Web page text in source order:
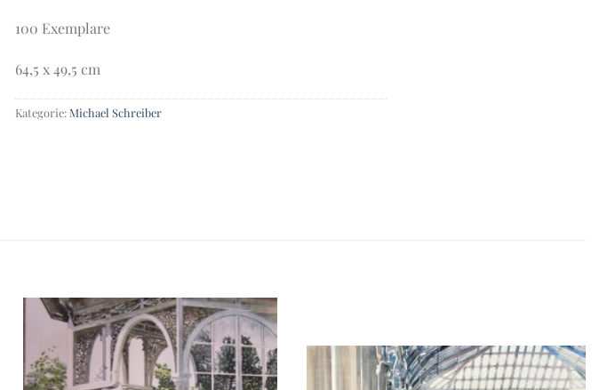
100 Exemplare
64,5 x 49,5 cm
Kategorie: Michael Schreiber